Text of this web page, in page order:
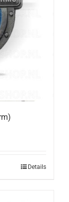
Details